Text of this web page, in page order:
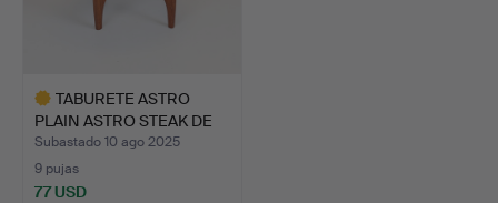
TABURETE ASTRO
PLAIN ASTRO STEAK DE
MEDIAD…
Subastado 10 ago 2025
9 pujas
77 USD